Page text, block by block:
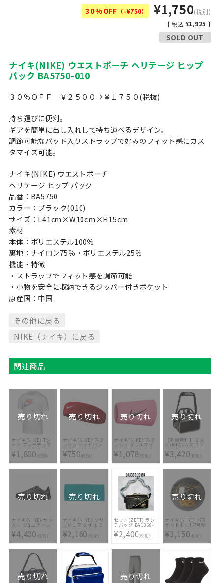
30%OFF （-¥750） ¥1,750(税別)
(税込 ¥1,925 )
SOLD OUT
ナイキ(NIKE) ウエストポーチ ヘリテージ ヒップ
パック BA5750-010
３０％ＯＦＦ ￥２５００⇒￥１７５０(税抜)
持ち運びに便利。
ギアを簡単に出し入れして持ち運べるデザイン。
調節可能なパッド入りストラップで好みのフィット感にカス
タマイズ可能。
ナイキ(NIKE) ウエストポーチ
ヘリテージ ヒップ パック
品番：BA5750
カラー：ブラック(010)
サイズ：L41cm×W10cm×H15cm
素材
本体：ポリエステル100％
裏地：ナイロン75％・ポリエステル25％
機能・特徴
・ストラップでフィット感を調節可能
・小物を安全に収納できるジッパー付きポケット
原産国：中国
その他に戻る
NIKE（ナイキ）に戻る
関連商品
売り切れ
ナイキ(NIKE) Tシ
ャツ フューチュラ
アイコン S/S
AR5005-108
¥1,800(税別)
売り切れ
ナイキ(NIKE) スウ
ッシュ ヘッドバン
ド BN2091-601
¥750(税別)
売り切れ
ナイキ(NIKE) スウ
ッシュ ダブルワイ
ド リストバンド 2
個セット BN2094-
677
¥1,078(税別)
売り切れ
【刺繍無料】 ミズ
ノ(MIZUNO) エナ
メルミニバッグ 7L
1FJD002650 [ バッ
グ刺繍2ヶ所無料(単
色のみ)※縁取り・
影付きの場合、1ヶ
¥3,420(税別)
売り切れ
ナイキ(NIKE) サッ
カー ジュニアトレ
ーニングシューズ
レジェンド 9 アカ
デミー TF DA1328-
001
¥4,400(税別)
売り切れ
ナイキ(NIKE) ソリ
ッドコア タオル ミ
ディアム TW2001-
322
¥2,160(税別)
ゼット(ZETT) ラン
チバッグ BA1369-
1919
¥2,400(税別)
売り切れ
ナイキ(NIKE) バス
ケットボール7号球
ナイキ バーサ タッ
ク 8P BS3003-903
¥3,150(税別)
売り切れ 売り切れ